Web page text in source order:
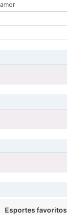
Esportes favoritos